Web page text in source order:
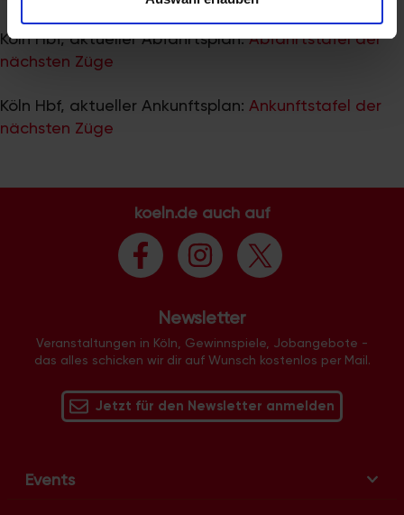
analysieren. Außerdem geben wir Informationen zu Ihrer
Verwendung unserer Website an unsere Partner für
soziale Medien, Werbung und Analysen weiter. Unsere
weiteren Daten zusammen, die Sie ihnen bereitgestellt
haben oder die sie im Rahmen Ihrer Nutzung der Dienste
Köln Hbf, aktueller Abfahrtsplan:Abfahrtstafel der
nächsten Züge
Köln Hbf, aktueller Ankunftsplan: Ankunftstafel der
nächsten Züge
koeln.de auch auf
Newsletter
Veranstaltungen in Köln, Gewinnspiele, Jobangebote -
das alles schicken wir dir auf Wunsch kostenlos per Mail.
Jetzt für den Newsletter anmelden
Events